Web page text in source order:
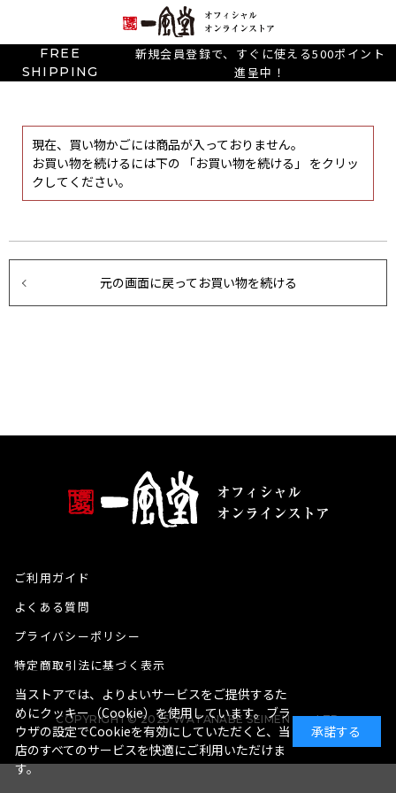
FREE
SHIPPING
新規会員登録で、すぐに使える500ポイント
進呈中！
現在、買い物かごには商品が入っておりません。
お買い物を続けるには下の 「お買い物を続ける」 をクリッ
クしてください。
元の画面に戻ってお買い物を続ける
ご利用ガイド
よくある質問
プライバシーポリシー
特定商取引法に基づく表示
COPYRIGHT© 2025 WATANABE SEIMEN co., LTD
当ストアでは、よりよいサービスをご提供するた
めにクッキー（Cookie）を使用しています。ブラ
ウザの設定でCookieを有効にしていただくと、当
店のすべてのサービスを快適にご利用いただけま
す。
承諾する